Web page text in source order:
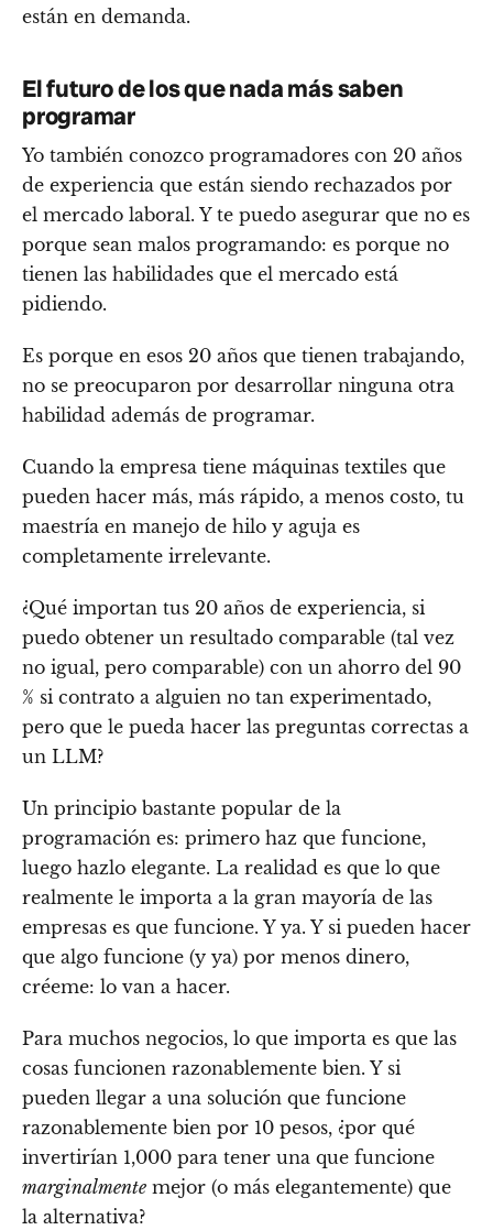
están en demanda.
El futuro de los que nada más saben
programar
Yo también conozco programadores con 20 años
de experiencia que están siendo rechazados por
el mercado laboral. Y te puedo asegurar que no es
porque sean malos programando: es porque no
tienen las habilidades que el mercado está
pidiendo.
Es porque en esos 20 años que tienen trabajando,
no se preocuparon por desarrollar ninguna otra
habilidad además de programar.
Cuando la empresa tiene máquinas textiles que
pueden hacer más, más rápido, a menos costo, tu
maestría en manejo de hilo y aguja es
completamente irrelevante.
¿Qué importan tus 20 años de experiencia, si
puedo obtener un resultado comparable (tal vez
no igual, pero comparable) con un ahorro del 90
% si contrato a alguien no tan experimentado,
pero que le pueda hacer las preguntas correctas a
un LLM?
Un principio bastante popular de la
programación es: primero haz que funcione,
luego hazlo elegante. La realidad es que lo que
realmente le importa a la gran mayoría de las
empresas es que funcione. Y ya. Y si pueden hacer
que algo funcione (y ya) por menos dinero,
créeme: lo van a hacer.
Para muchos negocios, lo que importa es que las
cosas funcionen razonablemente bien. Y si
pueden llegar a una solución que funcione
razonablemente bien por 10 pesos, ¿por qué
invertirían 1,000 para tener una que funcione
marginalmente mejor (o más elegantemente) que
la alternativa?